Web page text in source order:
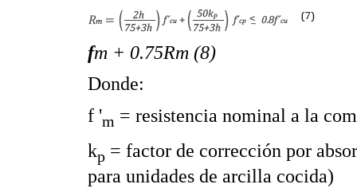
fm + 0.75Rm (8)
Donde:
f 'm = resistencia nominal a la
kp = factor de corrección por
para unidades de arcilla cocida)